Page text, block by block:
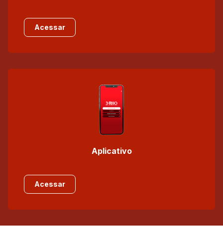
Acessar
Aplicativo
Acessar